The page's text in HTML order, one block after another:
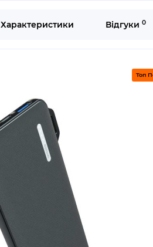
Характеристики Відгуки 0
Топ